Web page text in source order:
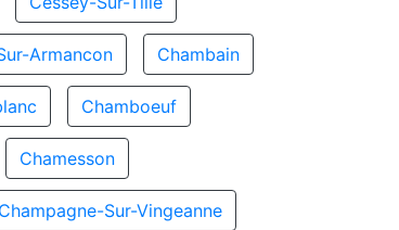
Armancon Chambain
Chamboeuf
Chamesson
Champagne-Sur-Vingeanne